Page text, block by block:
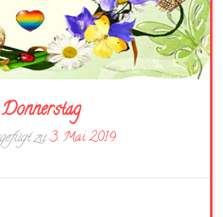
Donnerstag
zu3. Mai 2019